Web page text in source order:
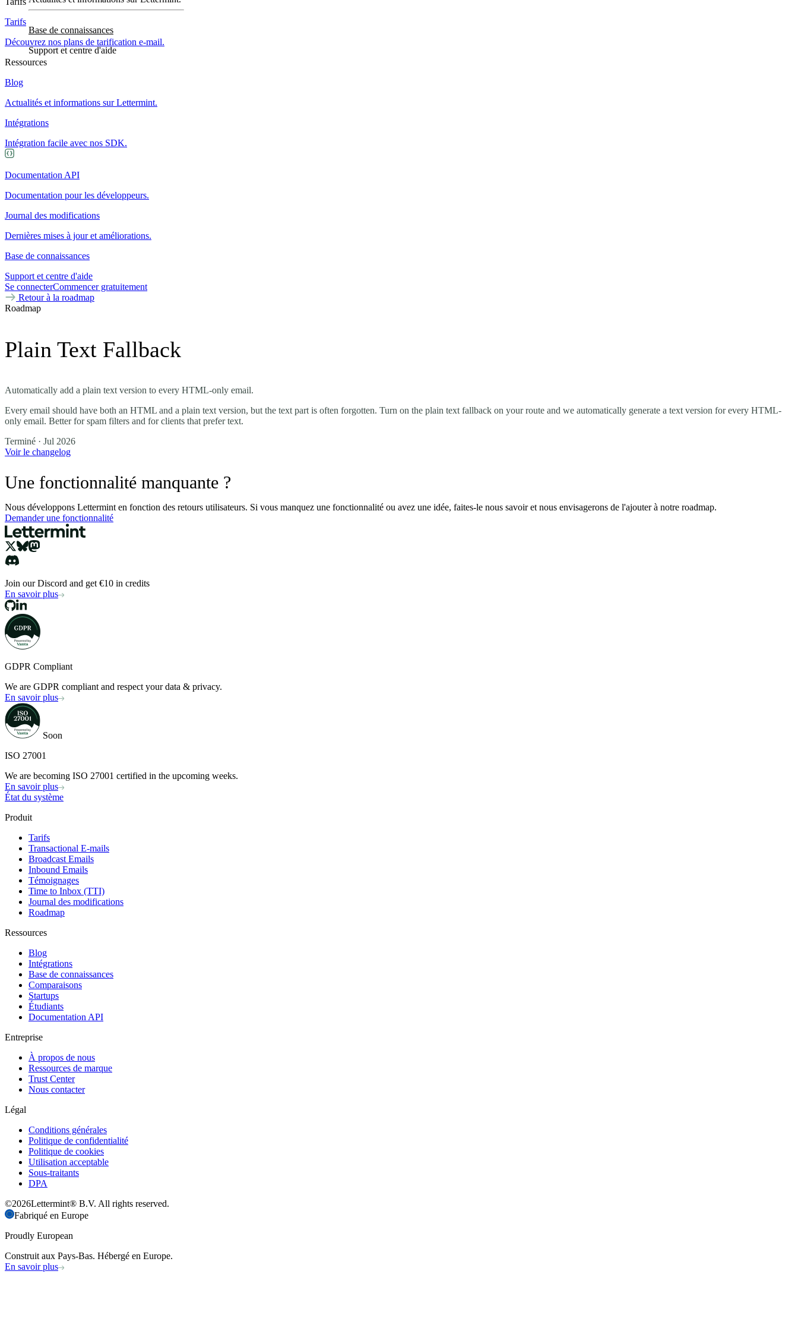
Base de connaissances
Support et centre d'aide
Tarifs
Découvrez nos plans de tarification e-mail.
Ressources
Blog
Actualités et informations sur Lettermint.
Intégrations
Intégration facile avec nos SDK.
Documentation API
Documentation pour les développeurs.
Journal des modifications
Dernières mises à jour et améliorations.
Base de connaissances
Support et centre d'aide
Se connecterCommencer gratuitement
Retour à la roadmap
Roadmap
Plain Text Fallback
Automatically add a plain text version to every HTML-only email.
Every email should have both an HTML and a plain text version, but the text part is often forgotten. Turn on the plain text fallback on your route and we automatically generate a text version for every HTML-
only email. Better for spam filters and for clients that prefer text.
Terminé · Jul 2026
Voir le changelog
Une fonctionnalité manquante ?
Nous développons Lettermint en fonction des retours utilisateurs. Si vous manquez une fonctionnalité ou avez une idée, faites-le nous savoir et nous envisagerons de l'ajouter à notre roadmap.
Demander une fonctionnalité
Join our Discord and get €10 in credits
En savoir plus
GDPR Compliant
We are GDPR compliant and respect your data & privacy.
En savoir plus
Soon
ISO 27001
We are becoming ISO 27001 certified in the upcoming weeks.
En savoir plus
État du système
Produit
Tarifs
Transactional E-mails
Broadcast Emails
Inbound Emails
Témoignages
Time to Inbox (TTI)
Journal des modifications
Roadmap
Ressources
Blog
Intégrations
Base de connaissances
Comparaisons
Startups
Étudiants
Documentation API
Entreprise
À propos de nous
Ressources de marque
Trust Center
Nous contacter
Légal
Conditions générales
Politique de confidentialité
Politique de cookies
Utilisation acceptable
Sous-traitants
DPA
©2026Lettermint® B.V. All rights reserved.
Fabriqué en Europe
Proudly European
Construit aux Pays-Bas. Hébergé en Europe.
En savoir plus